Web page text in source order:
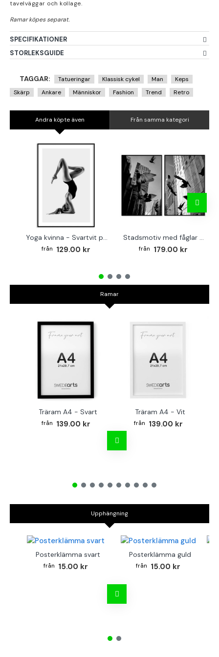
tavelväggar och kollage.
SPECIFIKATIONER
STORLEKSGUIDE
TAGGAR: Tatueringar Klassisk cykel Man
Keps
Skärp
Ankare Människor Fashion Trend Retro
Andra köpte även Från samma kategori
Yoga kvinna - Svartvit poster
129.00 kr
Stadsmotiv med fåglar - Svartvit tvådelad tavla
179.00 kr
Ramar
Träram A4 - Svart
139.00 kr
Träram A4 - Vit
139.00 kr
Upphängning
Posterklämma svart
15.00 kr
Posterklämma guld
15.00 kr